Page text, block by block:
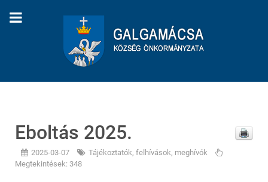
Eboltás 2025.
2025-03-07
Tájékoztatók, felhívások, meghívók
Megtekintések: 348